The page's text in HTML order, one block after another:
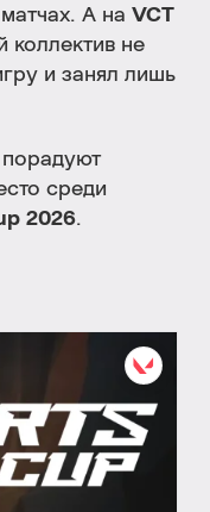
А на VCT
коллектив не
и занял лишь
порадуют
среди
2026.